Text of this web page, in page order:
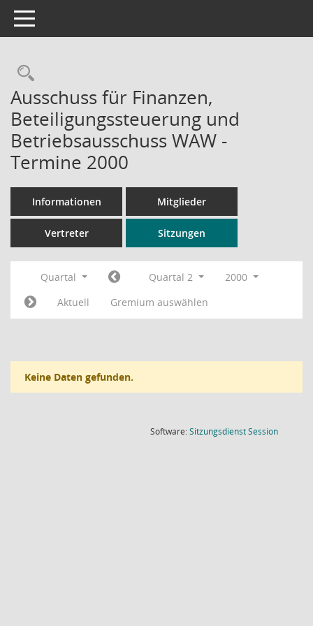
Toggle navigation
Rechercheauswahl
Ausschuss für Finanzen,
Beteiligungssteuerung und
Betriebsausschuss WAW -
Termine 2000
Informationen Mitglieder
Vertreter Sitzungen
Quartal Quartal 2
2000
Aktuell
Gremium auswählen
Keine Daten gefunden.
Software:SitzungsdienstSession(Wird in